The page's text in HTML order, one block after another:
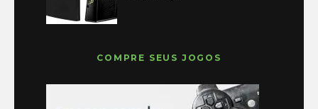
COMPRE SEUS JOGOS